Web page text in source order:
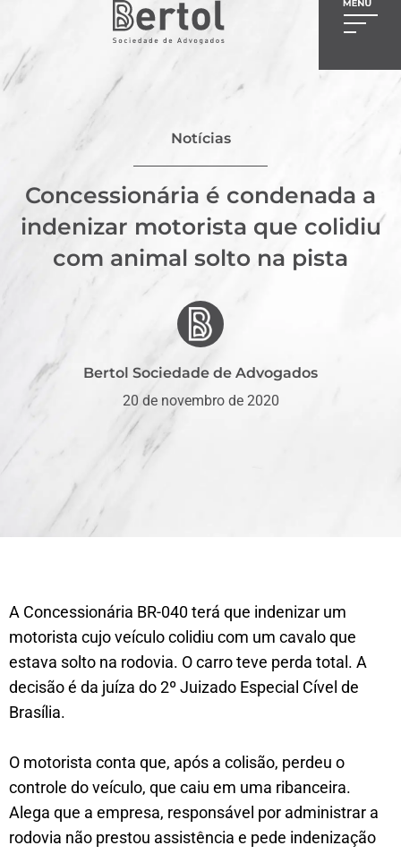
Notícias
Concessionária é condenada a
indenizar motorista que colidiu
com animal solto na pista
Bertol Sociedade de Advogados
20 de novembro de 2020
A Concessionária BR-040 terá que indenizar um
motorista cujo veículo colidiu com um cavalo que
estava solto na rodovia. O carro teve perda total. A
decisão é da juíza do 2º Juizado Especial Cível de
Brasília.
O motorista conta que, após a colisão, perdeu o
controle do veículo, que caiu em uma ribanceira.
Alega que a empresa, responsável por administrar a
rodovia não prestou assistência e pede indenização